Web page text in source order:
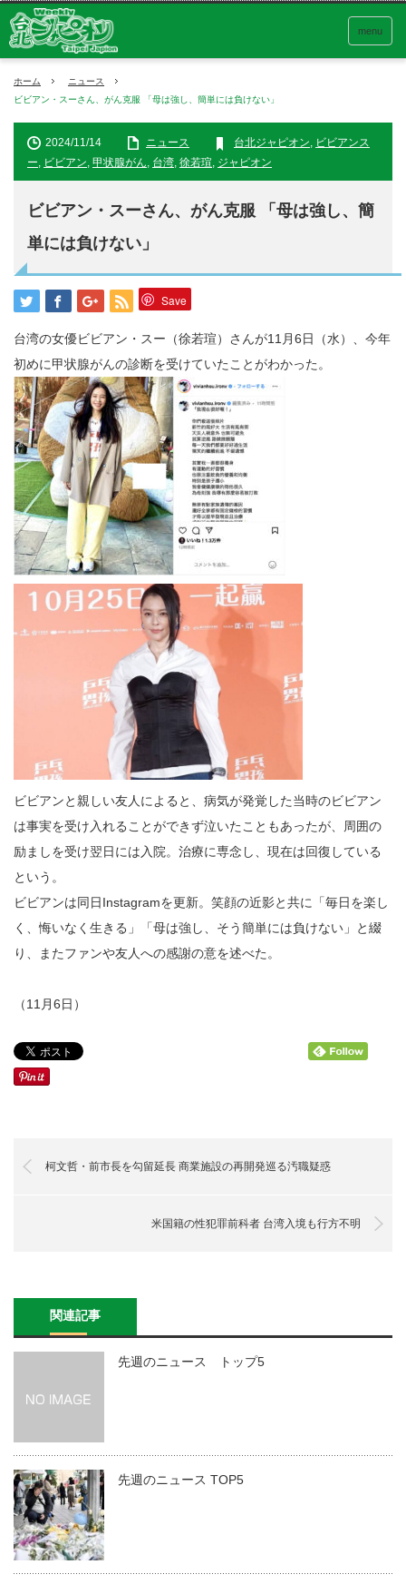
menu
ホーム
ニュース
ビビアン・スーさん、がん克服 「母は強し、簡単には負けない」
2024/11/14 ニュース 台北ジャピオン, ビビアンス
ー, ビビアン, 甲状腺がん, 台湾, 徐若瑄, ジャピオン
ビビアン・スーさん、がん克服 「母は強し、簡
単には負けない」
Save
台湾の女優ビビアン・スー（徐若瑄）さんが11月6日（水）、今年
初めに甲状腺がんの診断を受けていたことがわかった。
ビビアンと親しい友人によると、病気が発覚した当時のビビアン
は事実を受け入れることができず泣いたこともあったが、周囲の
励ましを受け翌日には入院。治療に専念し、現在は回復している
という。
ビビアンは同日Instagramを更新。笑顔の近影と共に「毎日を楽し
く、悔いなく生きる」「母は強し、そう簡単には負けない」と綴
り、またファンや友人への感謝の意を述べた。
（11月6日）
柯文哲・前市長を勾留延長 商業施設の再開発巡る汚職疑惑
米国籍の性犯罪前科者 台湾入境も行方不明
関連記事
先週のニュース トップ5
先週のニュース TOP5